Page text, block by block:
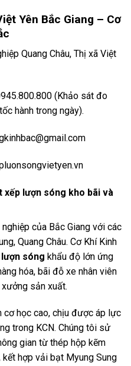
Yên Bắc Giang – Cơ
Quang Châu, Thị xã Việt
(Khảo sát đo
hành trong ngày).
lượn sóng kho bãi và
của Bắc Giang với các
Quang Châu. Cơ Khí Kinh
sóng khẩu độ lớn ứng
hóa, bãi đỗ xe nhân viên
sản xuất.
học cao, chịu được áp lực
trong KCN. Chúng tôi sử
gian từ thép hộp kẽm
kết hợp vải bạt Myung Sung